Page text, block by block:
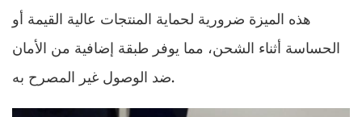
هذه الميزة ضرورية لحماية المنتجات عالية القيمة أو
الحساسة أثناء الشحن، مما يوفر طبقة إضافية من الأمان
ضد الوصول غير المصرح به.